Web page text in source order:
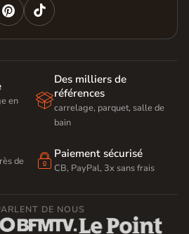

en

Des milliers de
références
carrelage, parquet, salle de
bain
de
 Paiement sécurisé
CB, PayPal, 3x sans frais
DE NOUS